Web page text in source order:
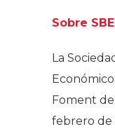
Sobre
La
Foment
febrero de